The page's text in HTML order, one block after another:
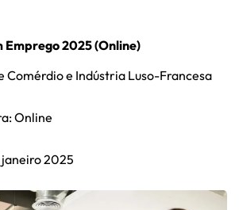
Emprego 2025 (Online)
Comérdio e Indústria Luso-Francesa
Online
janeiro 2025